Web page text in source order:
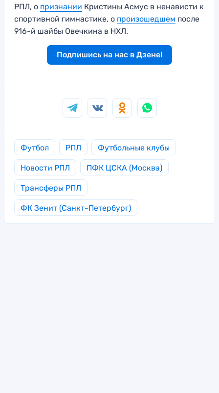
РПЛ, о признании Кристины Асмус в ненависти к
спортивной гимнастике, о произошедшем после
916-й шайбы Овечкина в НХЛ.
Подпишись на нас в Дзене!
Футбол РПЛ Футбольные клубы
Новости РПЛ ПФК ЦСКА (Москва)
Трансферы РПЛ
ФК Зенит (Санкт-Петербург)